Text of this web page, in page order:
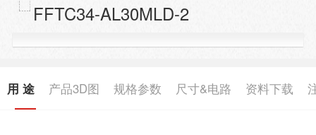
FFTC34-AL30MLD-2
用 途 产品3D图 规格参数 尺寸&电路 资料下载